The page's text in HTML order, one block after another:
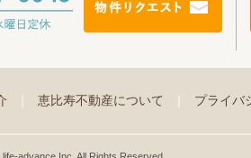
恵比寿不動産について プライバ